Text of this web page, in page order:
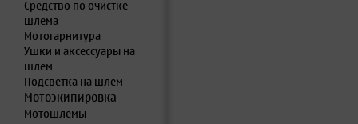
Средство по очистке
шлема
Мотогарнитура
Ушки и аксессуары на
шлем
Подсветка на шлем
Мотоэкипировка
Мотошлемы